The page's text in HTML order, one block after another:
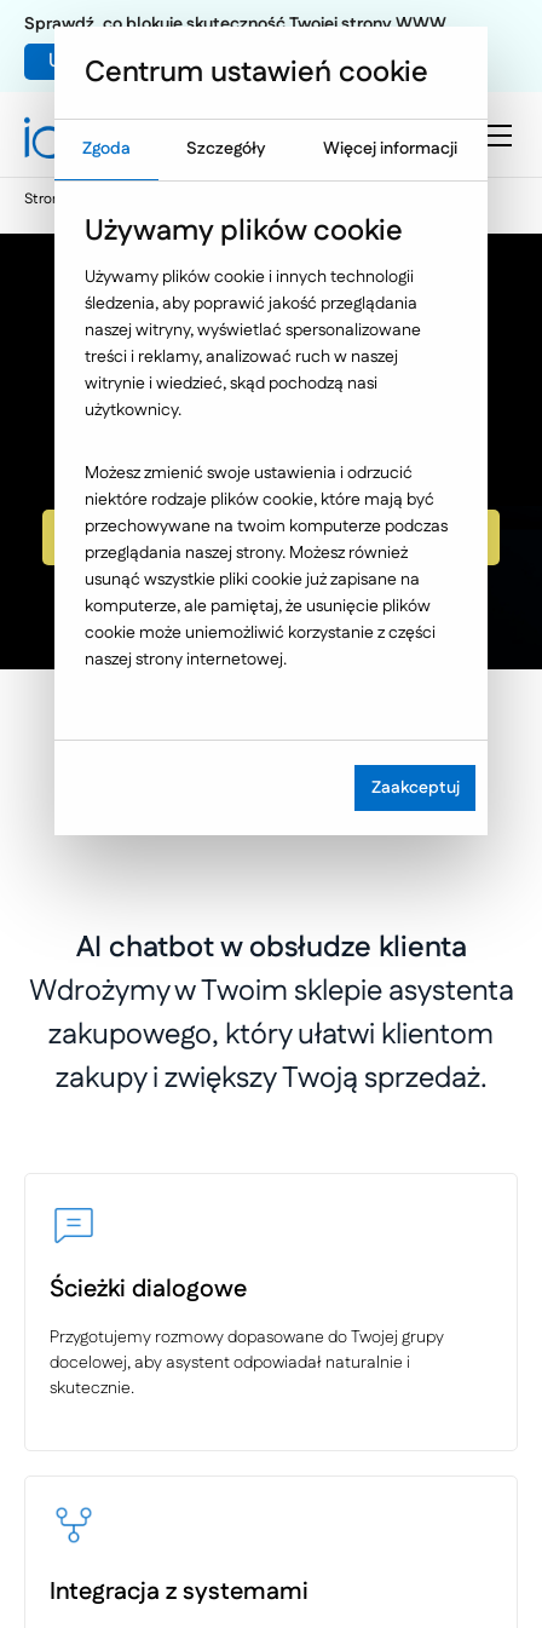
Umów warsztat UX
Sprawdź, co blokuje skuteczność Twojej strony WWW
Strona główna
Asystent zakupowy AI
Zwiększ wartość koszyka nawet o 15%
Sprawdź szczegóły
AI chatbot w obsłudze klienta
Wdrożymy w Twoim sklepie asystenta
zakupowego, który ułatwi klientom
zakupy i zwiększy Twoją sprzedaż.
Ścieżki dialogowe
Przygotujemy rozmowy dopasowane do Twojej grupy
docelowej, aby asystent odpowiadał naturalnie i
skutecznie.
Integracja z systemami
Centrum ustawień cookie
Zgoda Szczegóły Więcej informacji
Używamy plików cookie
Używamy plików cookie i innych technologii
śledzenia, aby poprawić jakość przeglądania
naszej witryny, wyświetlać spersonalizowane
treści i reklamy, analizować ruch w naszej
witrynie i wiedzieć, skąd pochodzą nasi
użytkownicy.
Możesz zmienić swoje ustawienia i odrzucić
niektóre rodzaje plików cookie, które mają być
przechowywane na twoim komputerze podczas
przeglądania naszej strony. Możesz również
usunąć wszystkie pliki cookie już zapisane na
komputerze, ale pamiętaj, że usunięcie plików
cookie może uniemożliwić korzystanie z części
naszej strony internetowej.
Zaakceptuj